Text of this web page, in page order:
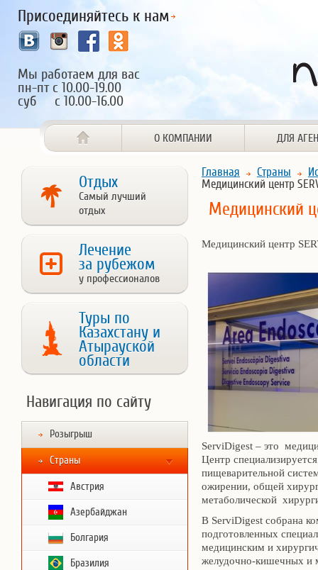
Присоединяйтесь к нам
Мы работаем для вас
пн-пт с 10.00-19.00
суб с 10.00-16.00
О КОМПАНИИ ДЛЯ
Отдых
Самый лучший
отдых
Лечение
за рубежом
у профессионалов
Туры по
Казахстану и
Атырауской
области
Навигация по сайту
Розыгрыш
Страны
Австрия
Азербайджан
Болгария
Бразилия
Главная Страны
Медицинский центр
Медицинский
Медицинский центр
ServiDigest – это
Центр
пищеварительной
ожирении, общей
метаболической
В ServiDigest собрана
подготовленных
медицинским и
желудочно-кишечных и